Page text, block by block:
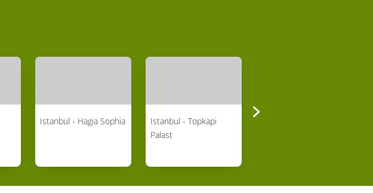
Istanbul - Hagia Sophia
Istanbul - Topkapi
Palast